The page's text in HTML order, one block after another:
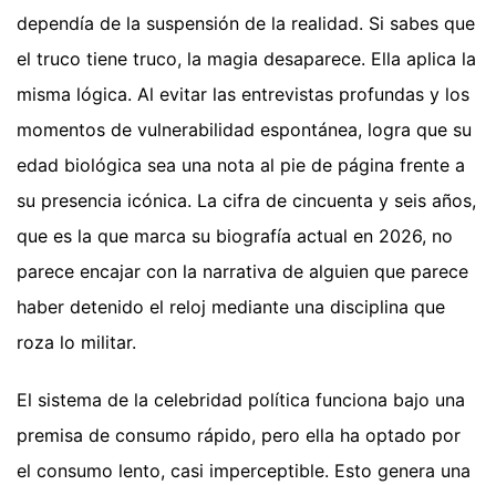
dependía de la suspensión de la realidad. Si sabes que
el truco tiene truco, la magia desaparece. Ella aplica la
misma lógica. Al evitar las entrevistas profundas y los
momentos de vulnerabilidad espontánea, logra que su
edad biológica sea una nota al pie de página frente a
su presencia icónica. La cifra de cincuenta y seis años,
que es la que marca su biografía actual en 2026, no
parece encajar con la narrativa de alguien que parece
haber detenido el reloj mediante una disciplina que
roza lo militar.
El sistema de la celebridad política funciona bajo una
premisa de consumo rápido, pero ella ha optado por
el consumo lento, casi imperceptible. Esto genera una